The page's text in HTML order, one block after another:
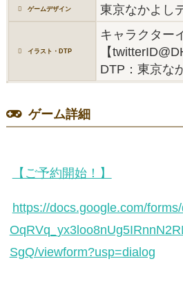
ゲームデザイン 東京なかよし
イラスト・DTP
キャラクター
【
DTP：東京な
ゲーム詳細
【ご予約開始！】
https://docs.google.com/
SgQ/viewform?usp=dialog